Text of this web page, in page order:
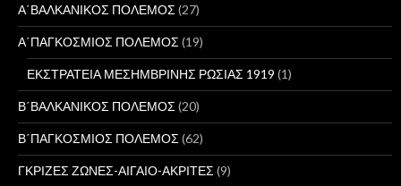
Α΄ΒΑΛΚΑΝΙΚΟΣ ΠΟΛΕΜΟΣ (27)
Α΄ΠΑΓΚΟΣΜΙΟΣ ΠΟΛΕΜΟΣ (19)
ΕΚΣΤΡΑΤΕΙΑ ΜΕΣΗΜΒΡΙΝΗΣ ΡΩΣΙΑΣ 1919 (1)
Β΄ΒΑΛΚΑΝΙΚΟΣ ΠΟΛΕΜΟΣ (20)
Β΄ΠΑΓΚΟΣΜΙΟΣ ΠΟΛΕΜΟΣ (62)
ΓΚΡΙΖΕΣ ΖΩΝΕΣ-ΑΙΓΑΙΟ-ΑΚΡΙΤΕΣ (9)